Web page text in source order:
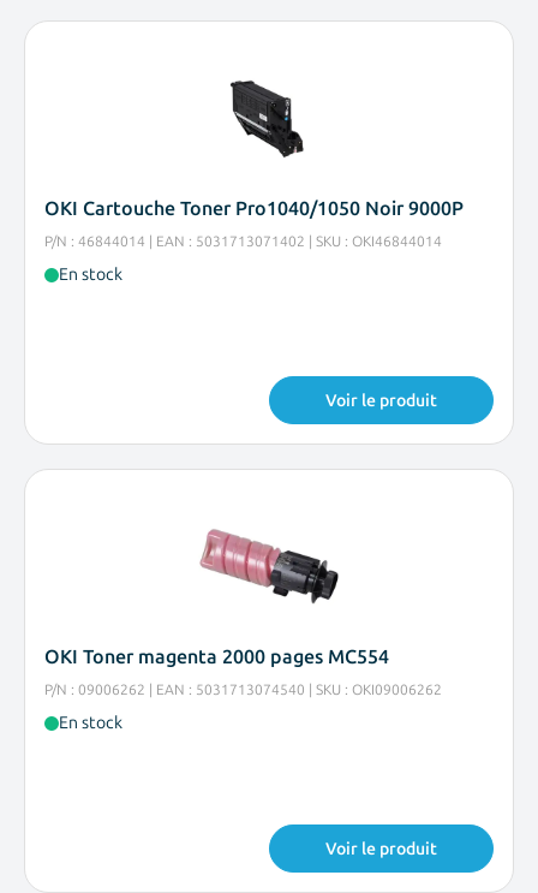
OKI Cartouche Toner Pro1040/1050 Noir 9000P
P/N : 46844014 | EAN : 5031713071402 | SKU : OKI46844014
En stock
Voir le produit
OKI Toner magenta 2000 pages MC554
P/N : 09006262 | EAN : 5031713074540 | SKU : OKI09006262
En stock
Voir le produit